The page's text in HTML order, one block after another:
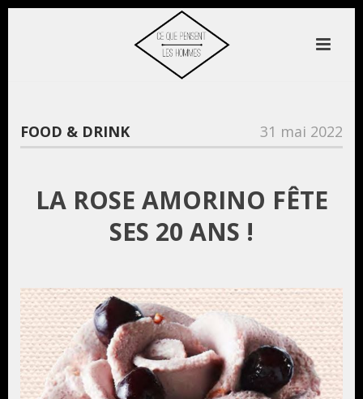
FOOD & DRINK 31 mai 2022
LA ROSE AMORINO FÊTE
SES 20 ANS !